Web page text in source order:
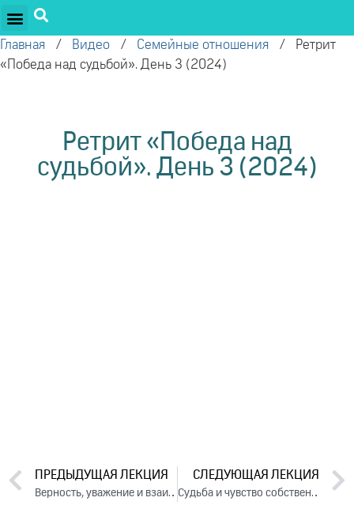
Главная / Видео / Семейные отношения /
Ретрит
«Победа над судьбой». День 3 (2024)
Ретрит «Победа над
судьбой». День 3 (2024)
ПРЕДЫДУЩАЯ ЛЕКЦИЯ
Верность, уважение и взаимопонимание в семье. День 2. Часть 2 (2024)
СЛЕДУЮЩАЯ ЛЕКЦИЯ
Судьба и чувство собственного достоинства. День 1. Часть 1 (2024)